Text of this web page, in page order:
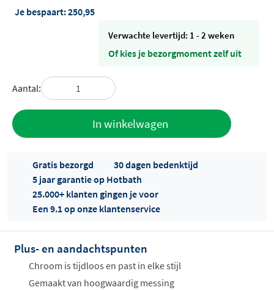
Je bespaart:250,95
Verwachte levertijd: 1 - 2 weken
Of kies je bezorgmoment zelf uit
Aantal:
In winkelwagen
Offertes
ophalen...
Gratis bezorgd
30 dagen bedenktijd
5 jaar garantie op Hotbath
25.000+ klanten gingen je voor
Een 9.1 op onze klantenservice
Plus- en aandachtspunten
Chroom is tijdloos en past in elke stijl
Gemaakt van hoogwaardig messing